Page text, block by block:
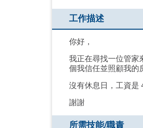
工作描述
你好，
我正在尋找一位管家
個我信任並照顧我的
沒有休息日，工資是
謝謝
所需技能/職責